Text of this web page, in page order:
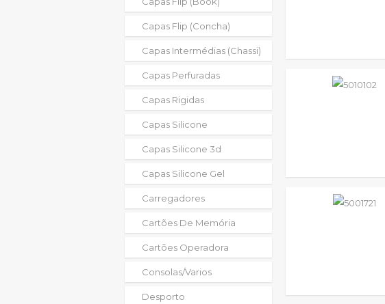
Capas Flip (concha)
Capas Intermédias (chassi)
Capas Perfuradas
Capas Rigidas
Capas Silicone
Capas Silicone 3d
Capas Silicone Gel
Carregadores
Cartões De Memória
Cartões Operadora
Consolas/varios
Desporto